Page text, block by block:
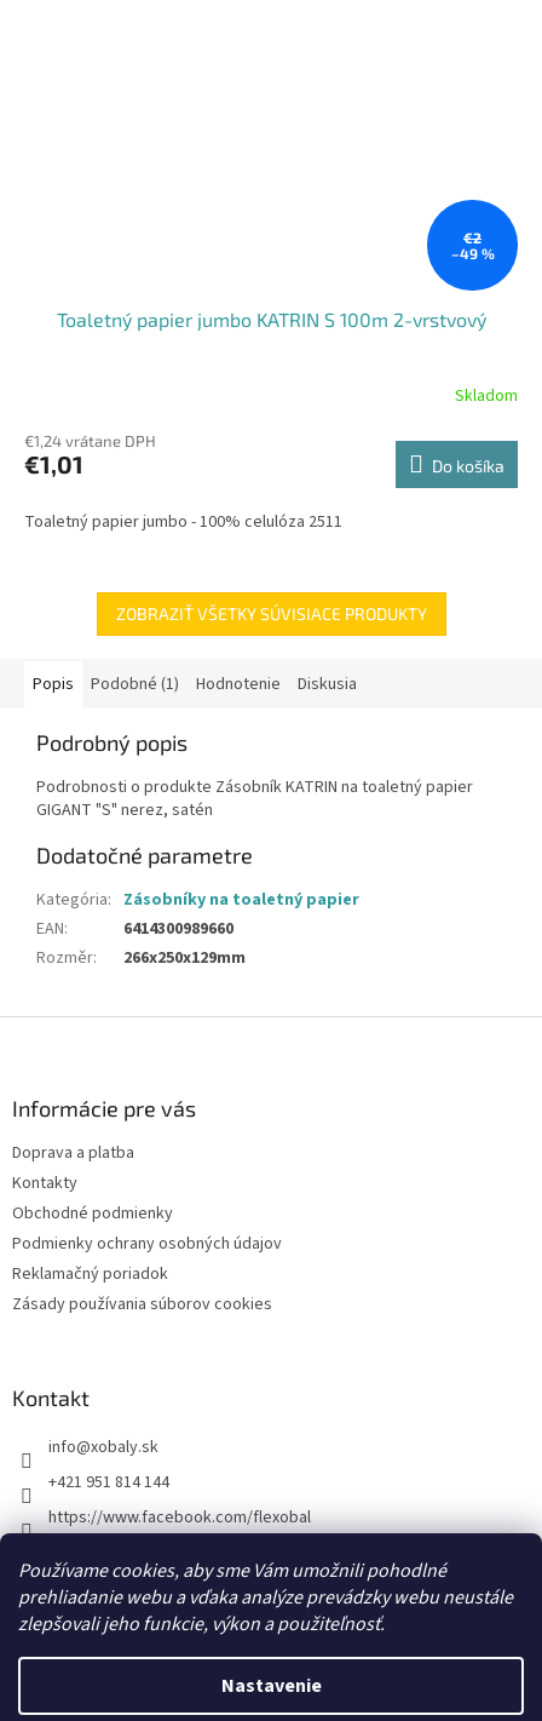
Používame cookies, aby sme Vám umožnili pohodlné
prehliadanie webu a vďaka analýze prevádzky webu neustále
zlepšovali jeho funkcie, výkon a použiteľnosť.
Nastavenie
€2
–49 %
Toaletný papier jumbo KATRIN S 100m 2-vrstvový
Skladom
€1,24 vrátane DPH
€1,01 Do košíka
Toaletný papier jumbo - 100% celulóza 2511
ZOBRAZIŤ VŠETKY SÚVISIACE PRODUKTY
Popis Podobné (1) Hodnotenie Diskusia
Podrobný popis
Podrobnosti o produkte Zásobník KATRIN na toaletný papier
GIGANT "S" nerez, satén
Dodatočné parametre
Kategória: Zásobníky na toaletný papier
EAN:
6414300989660
Rozměr: 266x250x129mm
Informácie pre vás
Doprava a platba
Kontakty
Obchodné podmienky
Podmienky ochrany osobných údajov
Reklamačný poriadok
Zásady používania súborov cookies
Kontakt
info@xobaly.sk
+421 951 814 144
https://www.facebook.com/flexobal
Vytvoril Shoptet